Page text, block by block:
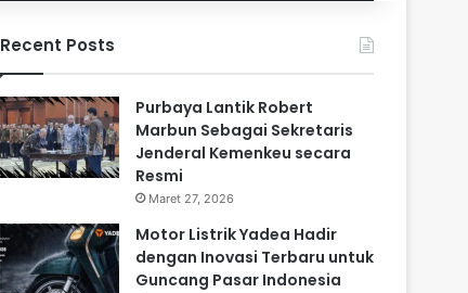
for
Recent Posts
Purbaya Lantik Robert
Marbun Sebagai Sekretaris
Jenderal Kemenkeu secara
Resmi
Maret 27, 2026
Motor Listrik Yadea Hadir
dengan Inovasi Terbaru untuk
Guncang Pasar Indonesia